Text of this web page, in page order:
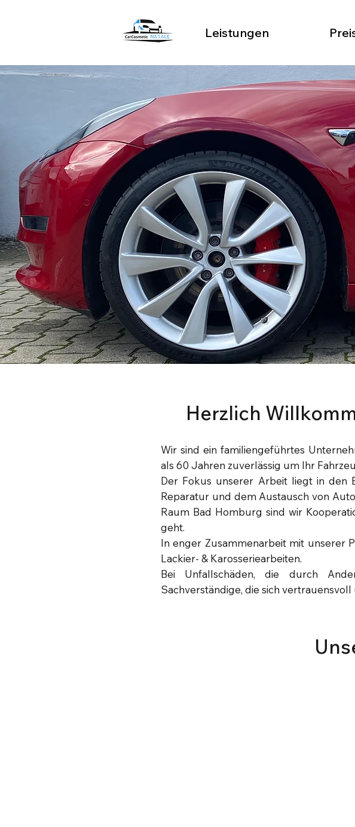
Leistungen
Herzlich
Wir sind ein familiengeführtes
als 60 Jahren zuverlässig um Ihr
Der Fokus unserer Arbeit liegt in den
Reparatur und dem Austausch von
Raum Bad Homburg sind wir
geht.
In enger Zusammenarbeit mit unserer
Lackier- & Karosseriearbeiten.
Bei Unfallschäden, die durch
Sachverständige, die sich